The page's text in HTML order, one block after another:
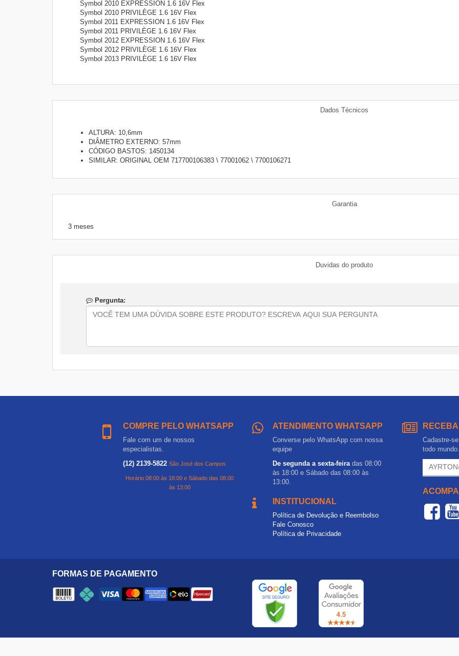
Symbol 2010 EXPRESSION 1.6 16V Flex
Symbol 2010 PRIVILÈGE 1.6 16V Flex
Symbol 2011 EXPRESSION 1.6 16V Flex
Symbol 2011 PRIVILÈGE 1.6 16V Flex
Symbol 2012 EXPRESSION 1.6 16V Flex
Symbol 2012 PRIVILÈGE 1.6 16V Flex
Symbol 2013 PRIVILÈGE 1.6 16V Flex
Dados Técnicos
ALTURA: 10,6mm
DIÂMETRO EXTERNO: 57mm
CÓDIGO BASTOS: 1450134
SIMILAR: ORIGINAL OEM 717700106383 \ 77001062 \ 7700106271
Garantia
3 meses
Duvidas do produto
Pergunta:
COMPRE PELO WHATSAPP
Fale com um de nossos
especialistas.
(12) 2139-5822 São José dos Campos
Horário 08:00 às 18:00 e Sábado das 08:00
às 13:00
ATENDIMENTO WHATSAPP
Converse pelo WhatsApp com nossa
equipe
De segunda a sexta-feira das 08:00
às 18:00 e Sábado das 08:00 às
13:00.
INSTITUCIONAL
Política de Devolução e Reembolso
Fale Conosco
Política de Privacidade
Cadastre-
todo mundo.
FORMAS DE PAGAMENTO